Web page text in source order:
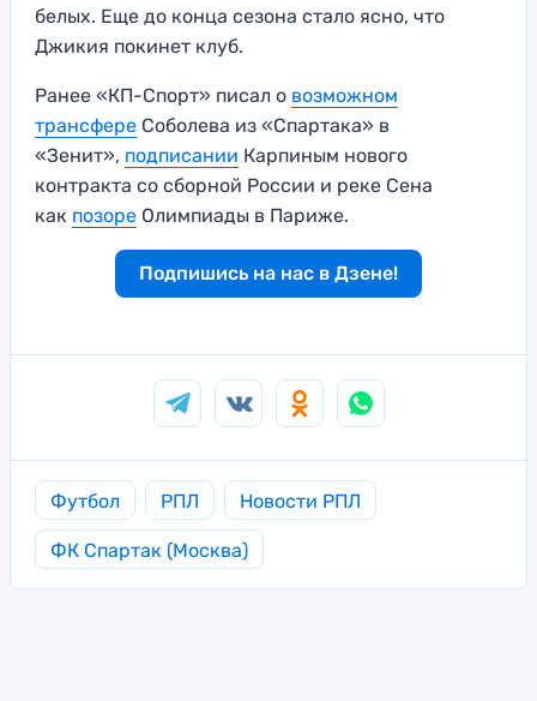
белых. Еще до конца сезона стало ясно, что
Джикия покинет клуб.
Ранее «КП-Спорт» писал о возможном
трансфере Соболева из «Спартака» в
«Зенит», подписании Карпиным нового
контракта со сборной России и реке Сена
как позоре Олимпиады в Париже.
Подпишись на нас в Дзене!
Футбол РПЛ Новости РПЛ
ФК Спартак (Москва)